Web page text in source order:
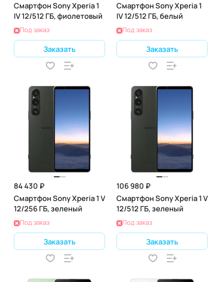
Смартфон Sony Xperia 1
IV 12/512 ГБ, фиолетовый
Под заказ
Заказать
Смартфон Sony Xperia 1
IV 12/512 ГБ, белый
Под заказ
Заказать
84 430 ₽
Смартфон Sony Xperia 1 V
12/256 ГБ, зеленый
Под заказ
Заказать
106 980 ₽
Смартфон Sony Xperia 1 V
12/512 ГБ, зеленый
Под заказ
Заказать